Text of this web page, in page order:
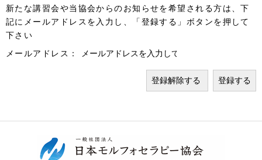
新たな講習会や当協会からのお知らせを希望される方は、下
記にメールアドレスを入力し、「登録する」ボタンを押して
下さい
メールアドレス：